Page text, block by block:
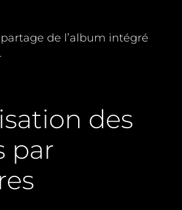
de l’album intégré
des
par